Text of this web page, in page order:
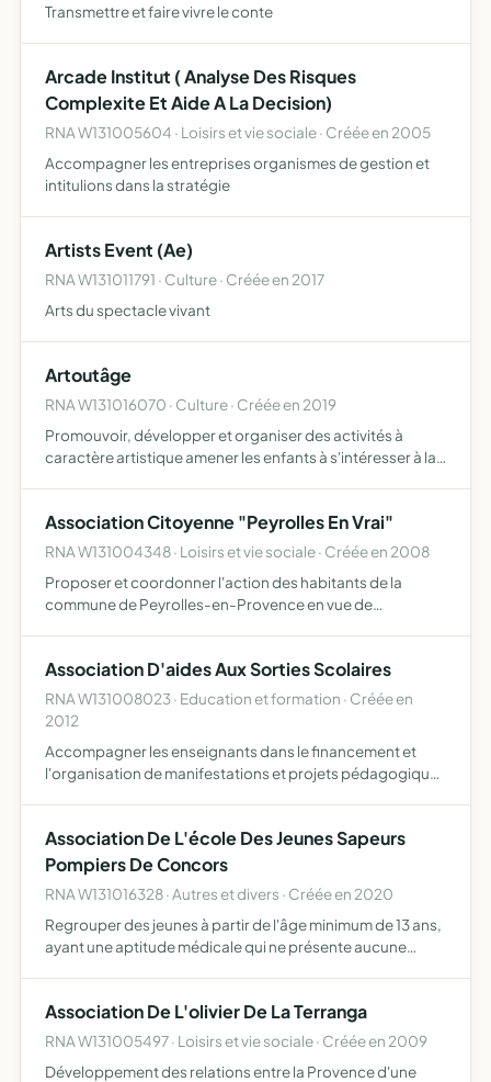
Transmettre et faire vivre le conte
Arcade Institut ( Analyse Des Risques
Complexite Et Aide A La Decision)
RNA W131005604 · Loisirs et vie sociale · Créée en 2005
Accompagner les entreprises organismes de gestion et
intitulions dans la stratégie
Artists Event (Ae)
RNA W131011791 · Culture · Créée en 2017
Arts du spectacle vivant
Artoutâge
RNA W131016070 · Culture · Créée en 2019
Promouvoir, développer et organiser des activités à
caractère artistique amener les enfants à s'intéresser à la
Association Citoyenne "Peyrolles En Vrai"
RNA W131004348 · Loisirs et vie sociale · Créée en 2008
Proposer et coordonner l'action des habitants de la
commune de Peyrolles-en-Provence en vue de
liées à la vie d…
Association D'aides Aux Sorties Scolaires
RNA W131008023 · Education et formation · Créée en
2012
Accompagner les enseignants dans le financement et
l'organisation de manifestations et projets pédagogiques
caractèr…
Association De L'école Des Jeunes Sapeurs
Pompiers De Concors
RNA W131016328 · Autres et divers · Créée en 2020
Regrouper des jeunes à partir de l'âge minimum de 13 ans,
ayant une aptitude médicale qui ne présente aucune
qu…
Association De L'olivier De La Terranga
RNA W131005497 · Loisirs et vie sociale · Créée en 2009
Développement des relations entre la Provence d'une